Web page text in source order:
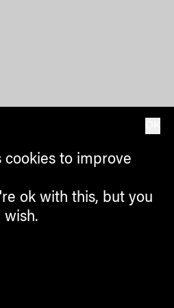
cookies to improve
ok with this, but you
wish.